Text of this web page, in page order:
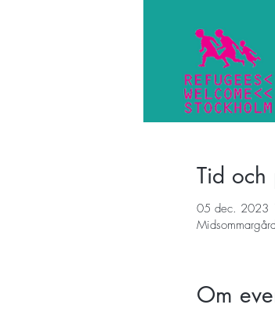
Tid och
05 dec. 2023
Om